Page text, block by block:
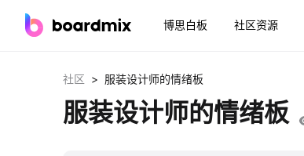
博思白板 社区资源
社区 > 服装设计师的情绪板
服装设计师的情绪板